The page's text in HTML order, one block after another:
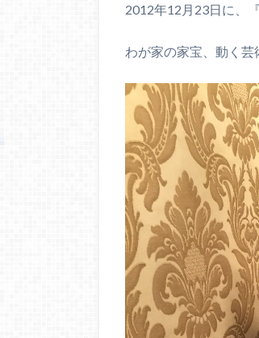
2012年12月23日に、
わが家の家宝、動く